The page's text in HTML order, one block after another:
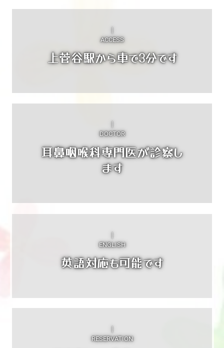
ACCESS
上菅谷駅から車で3分です
DOCTOR
耳鼻咽喉科専門医が診察し
ます
｜
ENGLISH
英語対応も可能です
RESERVATION